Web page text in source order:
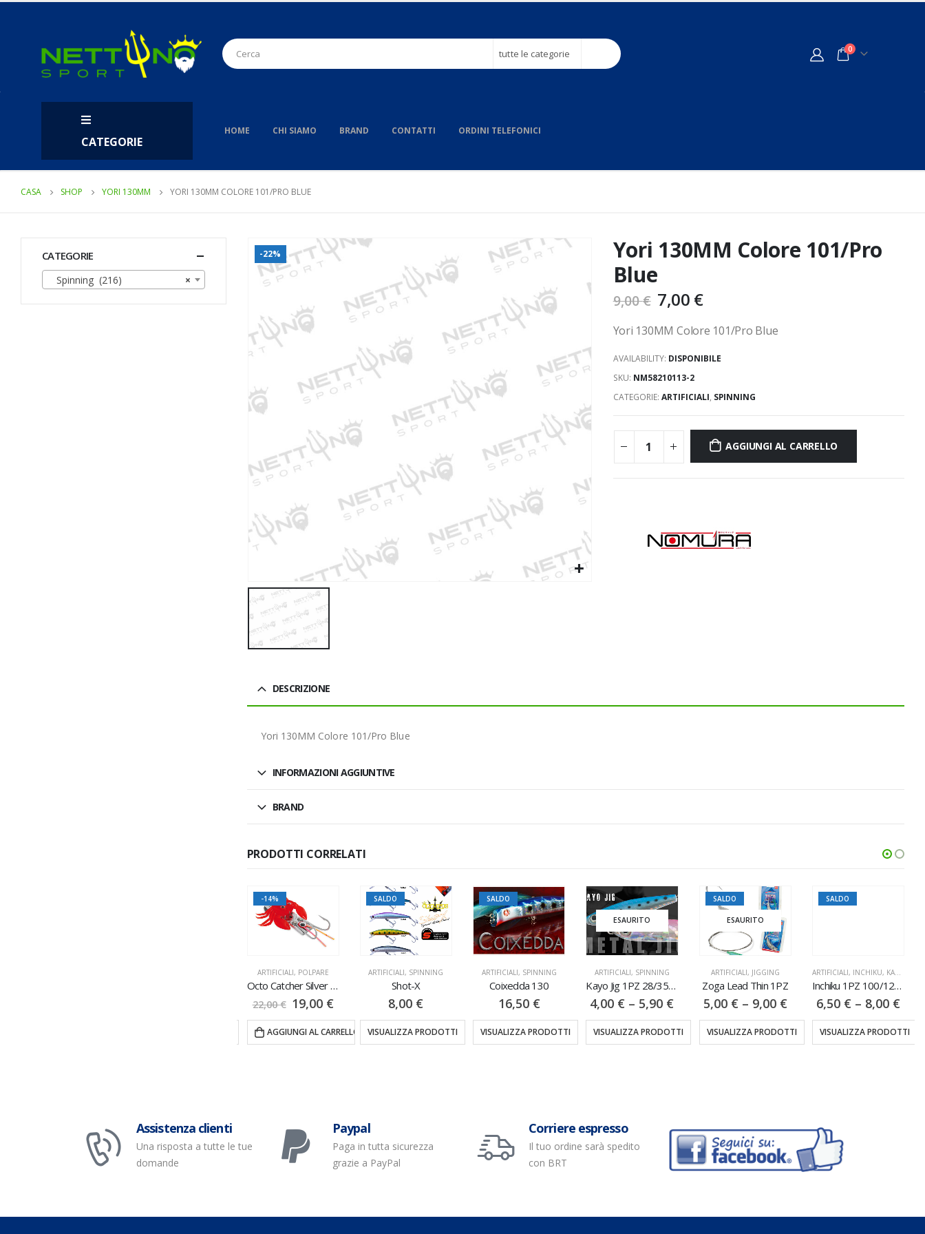
tutte le categorie 0
CATEGORIE
HOME CHI SIAMO BRAND CONTATTI ORDINI TELEFONICI
CASA SHOP YORI 130MM YORI 130MM COLORE 101/PRO BLUE
-22%
Yori 130MM Colore 101/Pro
Blue
9,00€ 7,00 €
Yori 130MM Colore 101/Pro Blue
AVAILABILITY: DISPONIBILE
SKU: NM58210113-2
CATEGORIE: ARTIFICIALI, SPINNING
AGGIUNGI AL CARRELLO
DESCRIZIONE
Yori 130MM Colore 101/Pro Blue
INFORMAZIONI AGGIUNTIVE
BRAND
PRODOTTI CORRELATI
-14%
ARTIFICIALI, POLPARE
Octo Catcher Silver 1PZ 160GR
22,00€ 19,00 €
AGGIUNGI AL CARRELLO
SALDO
ARTIFICIALI, SPINNING
Shot-X
8,00 €
VISUALIZZA PRODOTTI
SALDO
ARTIFICIALI, SPINNING
Coixedda 130
16,50 €
VISUALIZZA PRODOTTI
ESAURITO
ARTIFICIALI, SPINNING
Kayo Jig 1PZ 28/35/42/60GR
4,00 € – 5,90 €
VISUALIZZA PRODOTTI
SALDO
ESAURITO
ARTIFICIALI, JIGGING
Zoga Lead Thin 1PZ
5,00 €– 9,00 €
VISUALIZZA PRODOTTI
SALDO
ARTIFICIALI, INCHIKU, KABURA & SLOW PITCH
Inchiku 1PZ 100/120/140GR
6,50 €– 8,00 €
VISUALIZZA PRODOTTI
CATEGORIE
×
Spinning (216)
Assistenza clienti
Una risposta a tutte le tue
domande
Paypal
Paga in tutta sicurezza
grazie a PayPal
Corriere espresso
Il tuo ordine sarà spedito
con BRT